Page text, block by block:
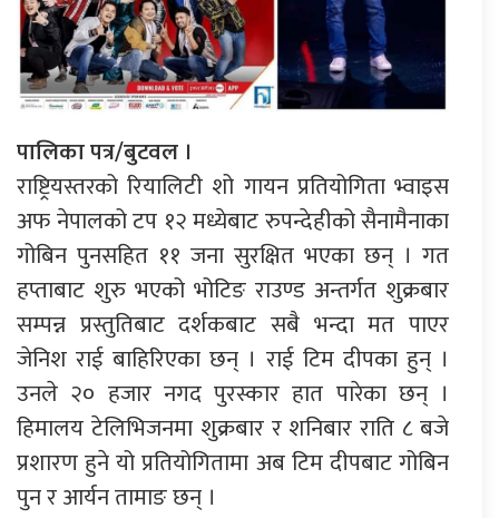
पालिका पत्र/बुटवल ।
राष्ट्रियस्तरको रियालिटी शो गायन प्रतियोगिता भ्वाइस
अफ नेपालको टप १२ मध्येबाट रुपन्देहीको सैनामैनाका
गोबिन पुनसहित ११ जना सुरक्षित भएका छन् । गत
हप्ताबाट शुरु भएको भोटिङ राउण्ड अन्तर्गत शुक्रबार
सम्पन्न प्रस्तुतिबाट दर्शकबाट सबै भन्दा मत पाएर
जेनिश राई बाहिरिएका छन् । राई टिम दीपका हुन् ।
उनले २० हजार नगद पुरस्कार हात पारेका छन् ।
हिमालय टेलिभिजनमा शुक्रबार र शनिबार राति ८ बजे
प्रशारण हुने यो प्रतियोगितामा अब टिम दीपबाट गोबिन
पुन र आर्यन तामाङ छन् ।